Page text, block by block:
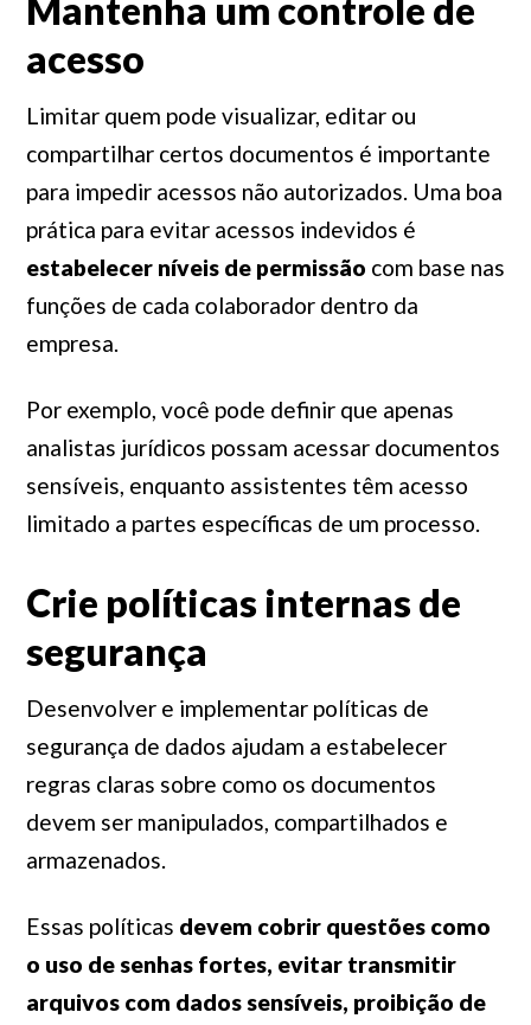
Mantenha um controle de
acesso
Limitar quem pode visualizar, editar ou
compartilhar certos documentos é importante
para impedir acessos não autorizados. Uma boa
prática para evitar acessos indevidos é
estabelecer níveis de permissão com base nas
funções de cada colaborador dentro da
empresa.
Por exemplo, você pode definir que apenas
analistas jurídicos possam acessar documentos
sensíveis, enquanto assistentes têm acesso
limitado a partes específicas de um processo.
Crie políticas internas de
segurança
Desenvolver e implementar políticas de
segurança de dados ajudam a estabelecer
regras claras sobre como os documentos
devem ser manipulados, compartilhados e
armazenados.
Essas políticas devem cobrir questões como
o uso de senhas fortes, evitar transmitir
arquivos com dados sensíveis, proibição de